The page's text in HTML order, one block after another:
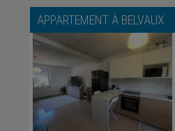
APPARTEMENT À BELVAUX